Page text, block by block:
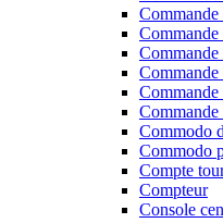
Commande
Commande
Commande
Commande
Commande
Commande
Commodo
Commodo
Compte
Compteur
Console